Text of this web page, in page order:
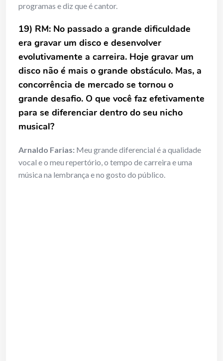
programas e diz que é cantor.
19) RM: No passado a grande dificuldade
era gravar um disco e desenvolver
evolutivamente a carreira. Hoje gravar um
disco não é mais o grande obstáculo. Mas, a
concorrência de mercado se tornou o
grande desafio. O que você faz efetivamente
para se diferenciar dentro do seu nicho
musical?
Arnaldo Farias: Meu grande diferencial é a qualidade
vocal e o meu repertório, o tempo de carreira e uma
música na lembrança e no gosto do público.